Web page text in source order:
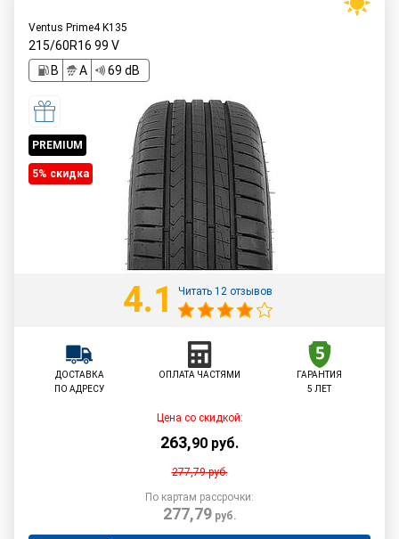
Ventus Prime4 K135
215/60R16 99 V
B
A 69 dB
PREMIUM
5% cкидка
4.1 Читать 12 отзывов
ДОСТАВКА
ПО АДРЕСУ
ОПЛАТА ЧАСТЯМИ
ГАРАНТИЯ
5 ЛЕТ
Цена со скидкой:
263,90 руб.
277,79руб.
По картам рассрочки:
277,79руб.